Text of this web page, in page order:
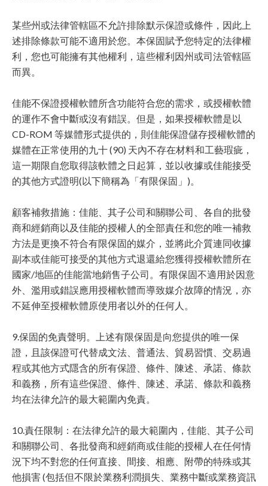
某些州或法律管轄區不允許排除默示保證或條件，因此上
述排除條款可能不適用於您。本保固賦予您特定的法律權
利，您也可能擁有其他權利，這些權利因州或司法管轄區
而異。
佳能不保證授權軟體所含功能符合您的需求，或授權軟體
的運作不會中斷或沒有錯誤。但是，如果授權軟體是以
CD-ROM 等媒體形式提供的，則佳能保證儲存授權軟體的
媒體在正常使用的九十 (90) 天內不存在材料和工藝瑕疵，
這一期限自您取得該軟體之日起算，並以收據或佳能接受
的其他方式證明(以下簡稱為「有限保固」)。
顧客補救措施：佳能、其子公司和關聯公司、各自的批發
商和經銷商以及佳能的授權人的全部責任和您的唯一補救
方法是更換不符合有限保固的媒介，並將此介質連同收據
副本或佳能可接受的其他方式退還給您獲得授權軟體所在
國家/地區的佳能當地銷售子公司。有限保固不適用於因意
外、濫用或錯誤應用授權軟體而導致媒介故障的情況，亦
不延伸至授權軟體原使用者以外的任何人。
9.保固的免責聲明。上述有限保固是向您提供的唯一保
證，且該保證可代替成文法、普通法、貿易習慣、交易過
程或其他方式隱含的所有保證、條件、陳述、承諾、條款
和義務，所有這些保證、條件、陳述、承諾、條款和義務
均在法律允許的最大範圍內免責。
10.責任限制：在法律允許的最大範圍內，佳能、其子公司
和關聯公司、各批發商和經銷商或佳能的授權人在任何情
況下均不對您的任何直接、間接、相應、附帶的特殊或其
他損害 (包括但不限於業務利潤損失、業務中斷或業務資訊